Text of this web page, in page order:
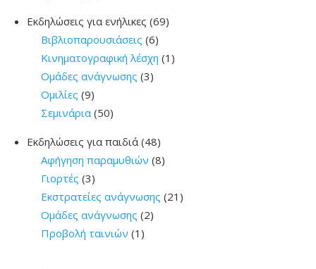
Εκδηλώσεις για ενήλικες (69)
Βιβλιοπαρουσιάσεις (6)
Κινηματογραφική λέσχη (1)
Ομάδες ανάγνωσης (3)
Ομιλίες (9)
Σεμινάρια(50)
Εκδηλώσεις για παιδιά (48)
Αφήγηση παραμυθιών (8)
Γιορτές (3)
Εκστρατείες ανάγνωσης (21)
Ομάδες ανάγνωσης (2)
Προβολή ταινιών (1)